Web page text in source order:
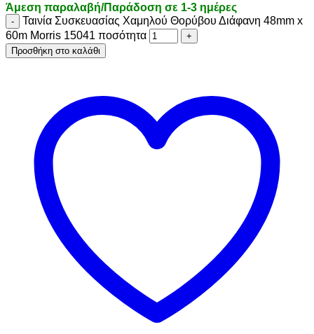
Άμεση παραλαβή/Παράδοση σε 1-3 ημέρες
Ταινία Συσκευασίας Χαμηλού Θορύβου Διάφανη 48mm x
60m Morris 15041 ποσότητα
Προσθήκη στο καλάθι